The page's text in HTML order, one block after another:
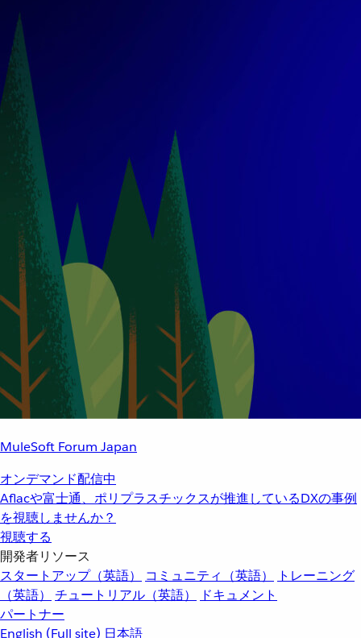
MuleSoft Forum Japan
オンデマンド配信中
Aflacや富士通、ポリプラスチックスが推進しているDXの事例
を視聴しませんか？
視聴する
開発者リソース
スタートアップ（英語）
コミュニティ（英語）
トレーニング
（英語）
チュートリアル（英語）
ドキュメント
パートナー
English (Full site) 日本語